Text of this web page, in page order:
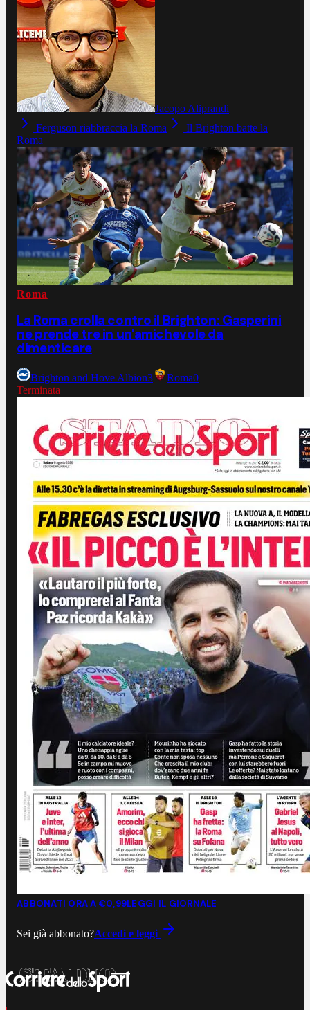
Jacopo Aliprandi
Ferguson riabbraccia la Roma
Il Brighton batte la
Roma
Roma
La Roma crolla contro il Brighton: Gasperini
ne prende tre in un'amichevole da
dimenticare
Brighton and Hove Albion3 Roma0
Terminata
ABBONATI ORA A €0,99LEGGI IL GIORNALE
Sei già abbonato?Accedi e leggi